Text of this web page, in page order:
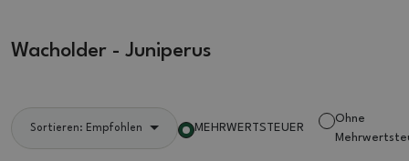
Wacholder - Juniperus
Sortieren: Empfohlen MEHRWERTSTEUER
Ohne